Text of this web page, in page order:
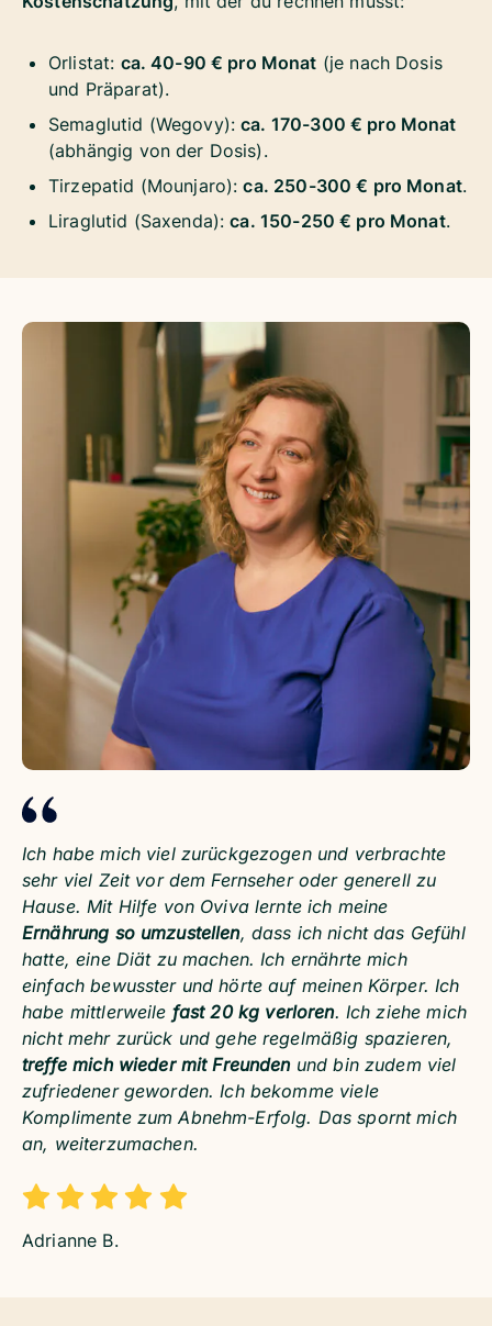
Orlistat: ca. 40-90 € pro Monat (je nach Dosis
und Präparat).
Semaglutid (Wegovy):ca. 170-300 € pro Monat
(abhängig von der Dosis).
Tirzepatid (Mounjaro):ca. 250-300 € pro Monat.
Liraglutid (Saxenda):ca. 150-250 € pro Monat.
Ich habe mich viel zurückgezogen und verbrachte
sehr viel Zeit vor dem Fernseher oder generell zu
Hause. Mit Hilfe von Oviva lernte ich meine
Ernährung so umzustellen, dass ich nicht das Gefühl
hatte, eine Diät zu machen. Ich ernährte mich
einfach bewusster und hörte auf meinen Körper. Ich
habe mittlerweile fast 20 kg verloren. Ich ziehe mich
nicht mehr zurück und gehe regelmäßig spazieren,
treffe mich wieder mit Freundenund bin zudem viel
zufriedener geworden. Ich bekomme viele
Komplimente zum Abnehm-Erfolg. Das spornt mich
an, weiterzumachen.
Adrianne B.